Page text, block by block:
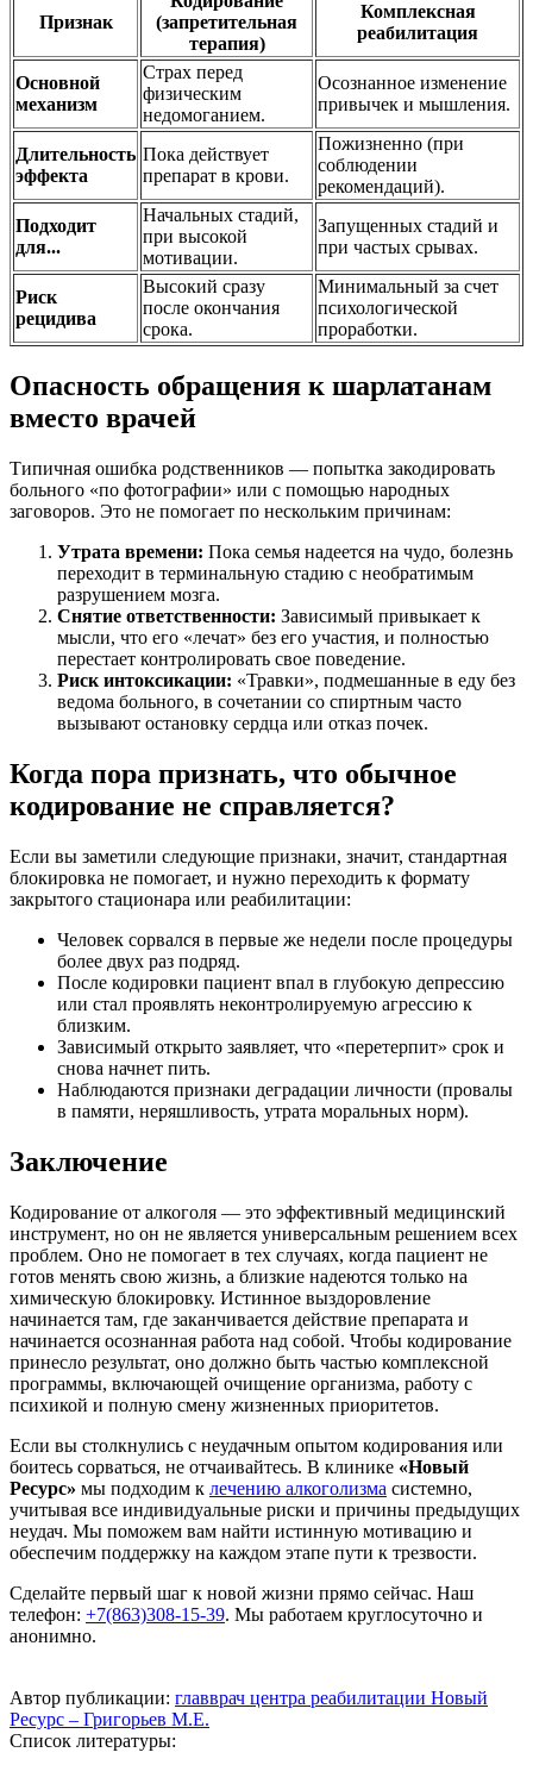
Признак
(запретительная
терапия)
Комплексная
реабилитация
Основной
механизм
Страх перед
физическим
недомоганием.
Осознанное изменение
привычек и мышления.
Длительность
эффекта
Пока действует
препарат в крови.
Пожизненно (при
соблюдении
рекомендаций).
Подходит
для...
Начальных стадий,
при высокой
мотивации.
Запущенных стадий и
при частых срывах.
Риск
рецидива
Высокий сразу
после окончания
срока.
Минимальный за счет
психологической
проработки.
Опасность обращения к шарлатанам
вместо врачей
Типичная ошибка родственников — попытка закодировать
больного «по фотографии» или с помощью народных
заговоров. Это не помогает по нескольким причинам:
Утрата времени: Пока семья надеется на чудо, болезнь
переходит в терминальную стадию с необратимым
разрушением мозга.
Снятие ответственности: Зависимый привыкает к
мысли, что его «лечат» без его участия, и полностью
перестает контролировать свое поведение.
Риск интоксикации: «Травки», подмешанные в еду без
ведома больного, в сочетании со спиртным часто
вызывают остановку сердца или отказ почек.
Когда пора признать, что обычное
кодирование не справляется?
Если вы заметили следующие признаки, значит, стандартная
блокировка не помогает, и нужно переходить к формату
закрытого стационара или реабилитации:
Человек сорвался в первые же недели после процедуры
более двух раз подряд.
После кодировки пациент впал в глубокую депрессию
или стал проявлять неконтролируемую агрессию к
близким.
Зависимый открыто заявляет, что «перетерпит» срок и
снова начнет пить.
Наблюдаются признаки деградации личности (провалы
в памяти, неряшливость, утрата моральных норм).
Заключение
Кодирование от алкоголя — это эффективный медицинский
инструмент, но он не является универсальным решением всех
проблем. Оно не помогает в тех случаях, когда пациент не
готов менять свою жизнь, а близкие надеются только на
химическую блокировку. Истинное выздоровление
начинается там, где заканчивается действие препарата и
начинается осознанная работа над собой. Чтобы кодирование
принесло результат, оно должно быть частью комплексной
программы, включающей очищение организма, работу с
психикой и полную смену жизненных приоритетов.
Если вы столкнулись с неудачным опытом кодирования или
боитесь сорваться, не отчаивайтесь. В клинике «Новый
Ресурс» мы подходим к лечению алкоголизма системно,
учитывая все индивидуальные риски и причины предыдущих
неудач. Мы поможем вам найти истинную мотивацию и
обеспечим поддержку на каждом этапе пути к трезвости.
Сделайте первый шаг к новой жизни прямо сейчас. Наш
телефон: +7(863)308-15-39. Мы работаем круглосуточно и
анонимно.
Автор публикации: главврач центра реабилитации Новый
Ресурс – Григорьев М.Е.
Список литературы: